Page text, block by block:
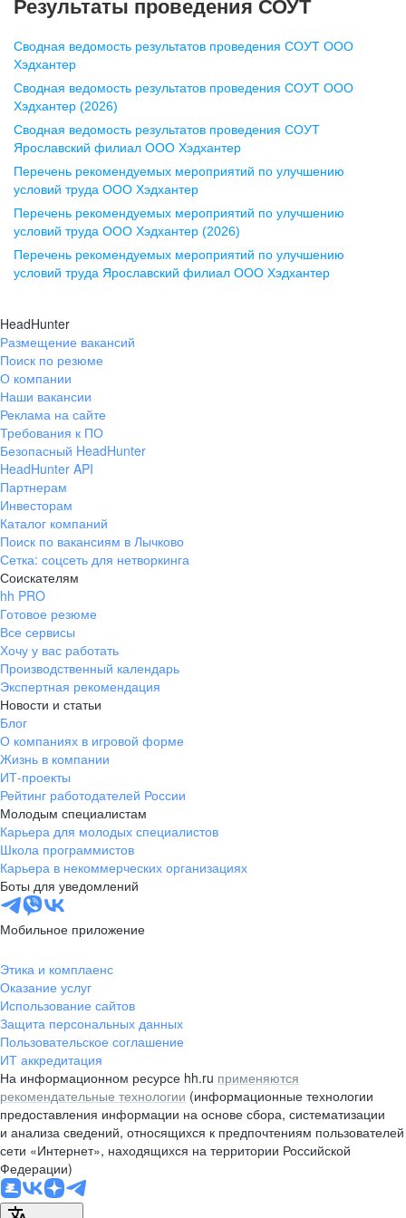
pr@nn.hh.ru
Воронеж
ул. Комиссаржевской, д. 10,
офис 1212
+7 473 280-05-05
pr@vrn.hh.ru
ул. Спартаковская, д. 2А, этаж 3,
помещение 15
+7 843 212-12-50
Екатеринбург
ул. Боевых Дружин, стр. 20,
+7 343 226-79-99
pr@ural.hh.ru
ул. Янковского, д. 169, 7 этаж,
706 каб.
+7 861 205-55-57
pr@krd.hh.ru
Владивосток
пер. Ланинский д. 4, офис 3.4
+7 423 202-33-28
pr@dv.hh.ru
Новосибирск
ул. Большевистская, д. 35,
помещение 21
+7 383 207-94-64
pr@nsk.hh.ru
Минск
пр-т Дзержинского, д. 57,
10 этаж, помещение 45-1
pr@rabota.by
Алматы
пр. Абая, д. 151, БЦ Алатау,
12 этаж, офис 1209
+7 727 232-13-13
pr@headhunter.com.kz
Результаты проведения СОУТ
Сводная ведомость результатов проведения СОУТ ООО
Хэдхантер
Сводная ведомость результатов проведения СОУТ ООО
Хэдхантер (2026)
Сводная ведомость результатов проведения СОУТ
Ярославский филиал ООО Хэдхантер
Перечень рекомендуемых мероприятий по улучшению
условий труда ООО Хэдхантер
Перечень рекомендуемых мероприятий по улучшению
условий труда ООО Хэдхантер (2026)
Перечень рекомендуемых мероприятий по улучшению
условий труда Ярославский филиал ООО Хэдхантер
HeadHunter
Размещение вакансий
Поиск по резюме
О компании
Наши вакансии
Реклама на сайте
Требования к ПО
Безопасный HeadHunter
HeadHunter API
Партнерам
Инвесторам
Каталог компаний
Поиск по вакансиям в Лычково
Сетка: соцсеть для нетворкинга
Соискателям
hh PRO
Готовое резюме
Все сервисы
Хочу у вас работать
Производственный календарь
Экспертная рекомендация
Новости и статьи
Блог
О компаниях в игровой форме
Жизнь в компании
ИТ-проекты
Рейтинг работодателей России
Молодым специалистам
Карьера для молодых специалистов
Школа программистов
Карьера в некоммерческих организациях
Боты для уведомлений
Мобильное приложение
Этика и комплаенс
Оказание услуг
Использование сайтов
Защита персональных данных
Пользовательское соглашение
ИТ аккредитация
На информационном ресурсе hh.ru применяются
рекомендательные технологии (информационные технологии
предоставления информации на основе сбора, систематизации
и анализа сведений, относящихся к предпочтениям пользователей
сети «Интернет», находящихся на территории Российской
Федерации)